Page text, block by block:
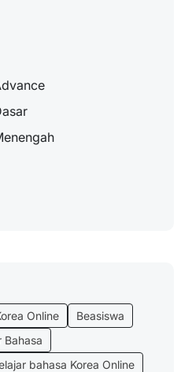
Online
Beasiswa
Bahasa
bahasa Korea Online